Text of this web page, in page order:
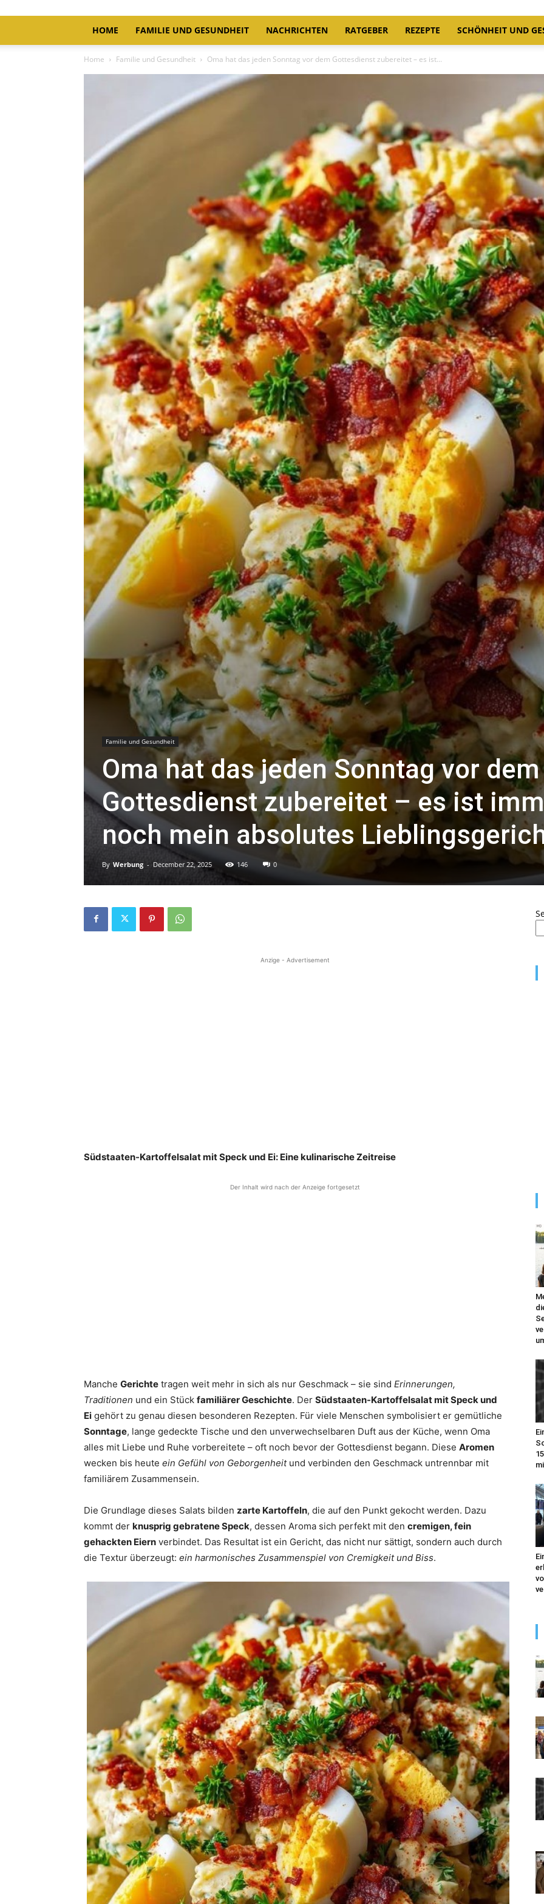
HOME FAMILIE UND GESUNDHEIT NACHRICHTEN RATGEBER REZEPTE SCHÖNHEIT UND
Home Familie und Gesundheit Oma hat das jeden Sonntag vor dem Gottesdienst zubereitet – es ist...
Familie und Gesundheit
Oma hat das jeden Sonntag vor dem
Gottesdienst zubereitet – es ist
noch mein absolutes
By Werbung - December 22, 2025 146 0
Anzige - Advertisement
Südstaaten-Kartoffelsalat mit Speck und Ei: Eine kulinarische Zeitreise
Der Inhalt wird nach der Anzeige fortgesetzt
Manche Gerichte tragen weit mehr in sich als nur Geschmack – sie sind Erinnerungen,
Traditionen und ein Stück familiärer Geschichte. Der Südstaaten-Kartoffelsalat mit Speck und
Ei gehört zu genau diesen besonderen Rezepten. Für viele Menschen symbolisiert er gemütliche
Sonntage, lange gedeckte Tische und den unverwechselbaren Duft aus der Küche, wenn Oma
alles mit Liebe und Ruhe vorbereitete – oft noch bevor der Gottesdienst begann. Diese Aromen
wecken bis heute ein Gefühl von Geborgenheitund verbinden den Geschmack untrennbar mit
familiärem Zusammensein.
Die Grundlage dieses Salats bilden zarte Kartoffeln, die auf den Punkt gekocht werden. Dazu
kommt der knusprig gebratene Speck, dessen Aroma sich perfekt mit den cremigen, fein
gehackten Eiern verbindet. Das Resultat ist ein Gericht, das nicht nur sättigt, sondern auch durch
die Textur überzeugt: ein harmonisches Zusammenspiel von Cremigkeit und Biss.